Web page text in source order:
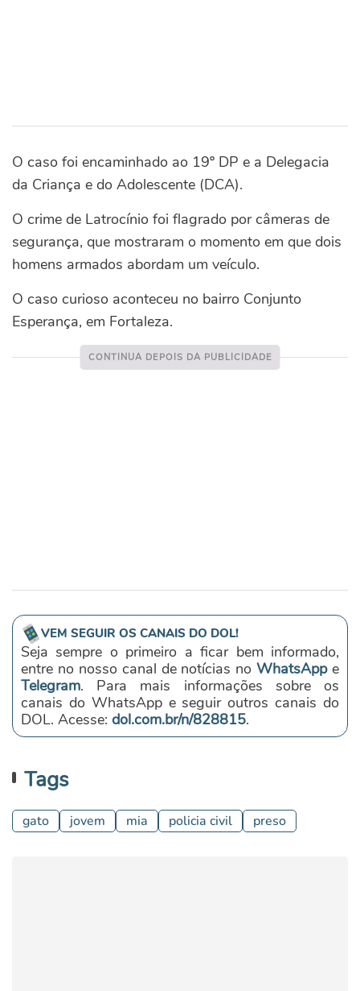
O caso foi encaminhado ao 19º DP e a Delegacia
da Criança e do Adolescente (DCA).
O crime de Latrocínio foi flagrado por câmeras de
segurança, que mostraram o momento em que dois
homens armados abordam um veículo.
O caso curioso aconteceu no bairro Conjunto
Esperança, em Fortaleza.
VEM SEGUIR OS CANAIS DO DOL!
Seja sempre o primeiro a ficar bem informado,
entre no nosso canal de notícias noWhatsAppe
Telegram. Para mais informações sobre os
canais do WhatsApp e seguir outros canais do
DOL. Acesse: dol.com.br/n/828815.
Tags
gato jovem mia policia civil preso